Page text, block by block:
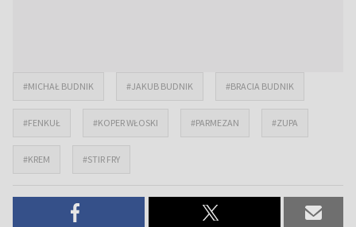
#MICHAŁ BUDNIK #JAKUB BUDNIK #BRACIA BUDNIK
#FENKUŁ #KOPER WŁOSKI #PARMEZAN #ZUPA
#KREM #STIR FRY